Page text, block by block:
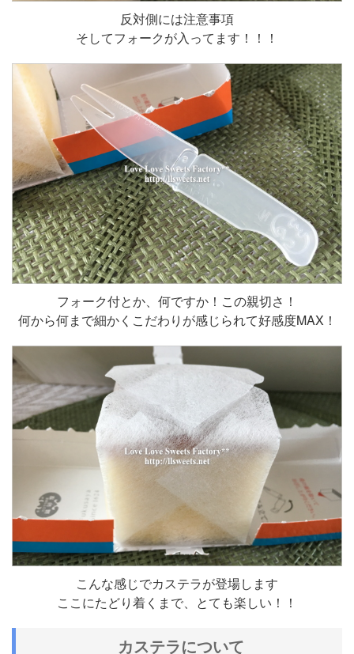
反対側には注意事項
そしてフォークが入ってます！！！
フォーク付とか、何ですか！この親切さ！
何から何まで細かくこだわりが感じられて好感度MAX！
こんな感じでカステラが登場します
ここにたどり着くまで、とても楽しい！！
カステラについて